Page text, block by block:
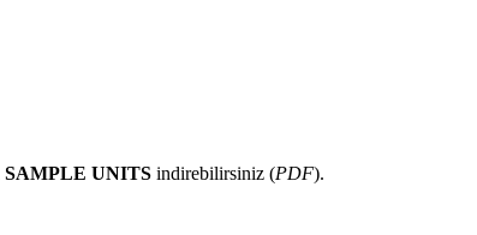
SAMPLE UNITS indirebilirsiniz (PDF).